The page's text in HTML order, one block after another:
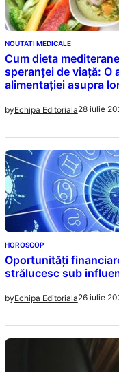
NOUTATI MEDICALE
Cum dieta
speranței de viață: O
alimentației asupra
byEchipa Editoriala28 iulie
HOROSCOP
Oportunități
strălucesc sub
byEchipa Editoriala26 iulie